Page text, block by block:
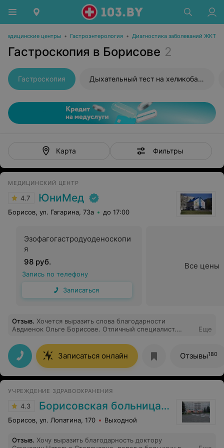
Медицинские центры • Гастроэнтерология • Диагностика заболеваний ЖКТ
Гастроскопия в Борисове 2
Гастроскопия Дыхательный тест на хеликобактер
Карта Фильтры
МЕДИЦИНСКИЙ ЦЕНТР
4.7 ЮниМед
Борисов, ул. Гагарина, 73а до 17:00
Эзофагогастродуоденоскопи
я
98 руб.
Запись по телефону
Записаться
Все цены
Отзыв. Хочется выразить слова благодарности
Авдиенок Ольге Борисове. Отличный специалист.
профессионализму Ольги Борисовны, её
внимательному отношению к пациентам, словам
поддержки, перестала бояться. Огромное спасибо!
Еще
Записаться онлайн Отзывы180
УЧРЕЖДЕНИЕ ЗДРАВООХРАНЕНИЯ
4.3 Борисовская больница № 2
Борисов, ул. Лопатина, 170 Выходной
Отзыв. Хочу выразить благодарность доктору